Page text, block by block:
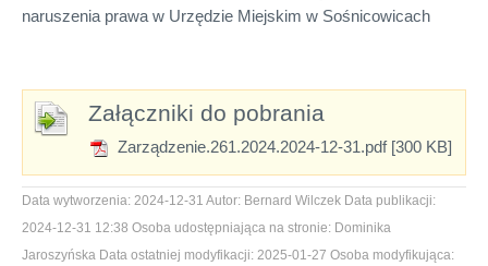
naruszenia prawa w Urzędzie Miejskim w Sośnicowicach
Załączniki do pobrania
Zarządzenie.261.2024.2024-12-31.pdf [300 KB]
Data wytworzenia: 2024-12-31 Autor: Bernard Wilczek Data publikacji:
2024-12-31 12:38 Osoba udostępniająca na stronie: Dominika
Jaroszyńska Data ostatniej modyfikacji: 2025-01-27 Osoba modyfikująca: